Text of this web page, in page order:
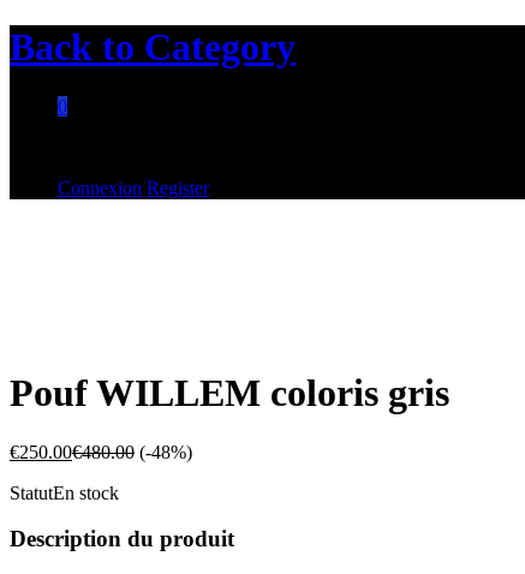
Back to Category
0
Connexion Register
Pouf WILLEM coloris gris
€250.00€480.00 (-48%)
StatutEn stock
Description du produit